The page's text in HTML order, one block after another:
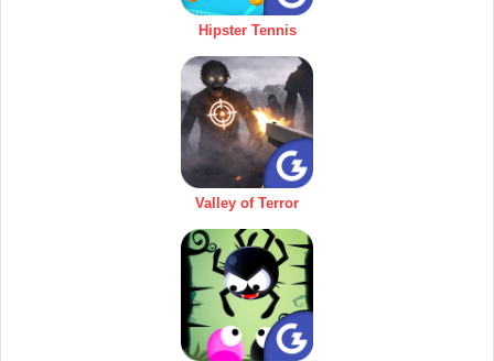
Hipster Tennis
Valley of Terror